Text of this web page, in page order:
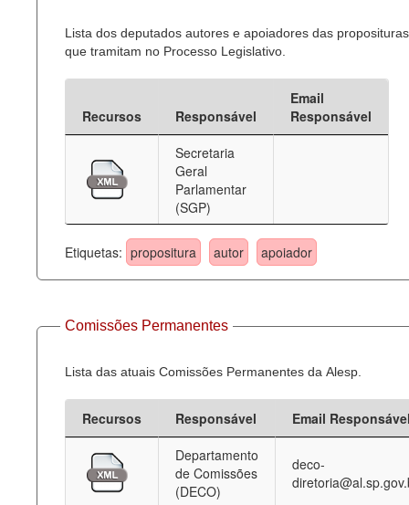
Planejamento
Catálogo de dados
Deputados Estaduais
Administração
Agenda
Perguntas frequentes
Contato
Lista dos deputados autores e apoiadores das proposituras
que tramitam no Processo Legislativo.
Recursos Responsável
Email
Responsável
Secretaria
Geral
Parlamentar
(SGP)
Etiquetas: propositura autor apoiador
Comissões Permanentes
Lista das atuais Comissões Permanentes da Alesp.
Recursos Responsável
Email
Departamento
de Comissões
(DECO)
deco-